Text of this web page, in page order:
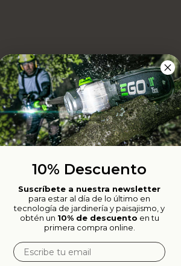
y de terceros para analizar nuestros
relacionada con tus preferencias en
a partir de tus hábitos de navegación (p.
Puedes obtener más información y configurar
10% Descuento
Suscríbete a nuestra newsletter
para estar al día de lo último en
tecnología de jardinería y paisajismo, y
obtén un 10% de descuento en tu
primera compra online.
Email